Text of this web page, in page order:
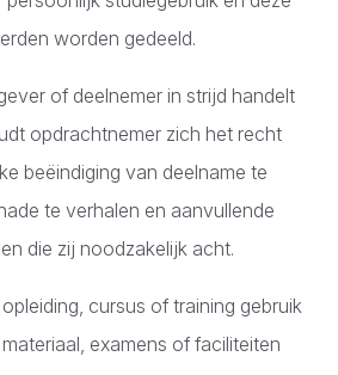
worden gedeeld.
of deelnemer in strijd handelt
opdrachtnemer zich het recht
beëindiging van deelname te
te verhalen en aanvullende
die zij noodzakelijk acht.
cursus of training gebruik
examens of faciliteiten